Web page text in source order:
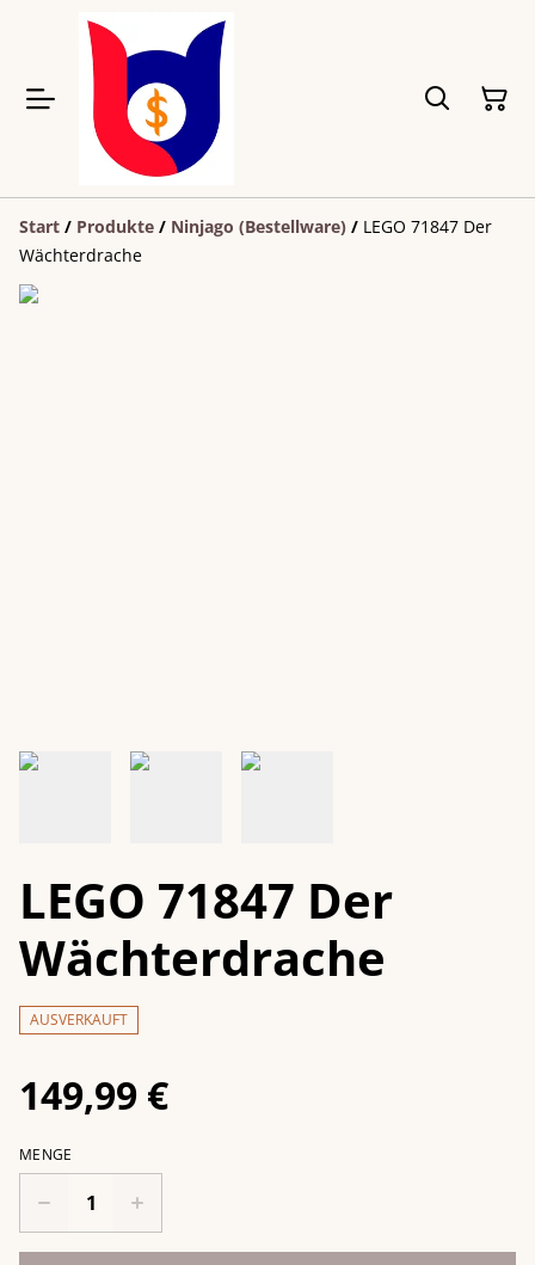
Start / Produkte / Ninjago (Bestellware) / LEGO 71847 Der
Wächterdrache
LEGO 71847 Der
Wächterdrache
AUSVERKAUFT
149,99 €
MENGE